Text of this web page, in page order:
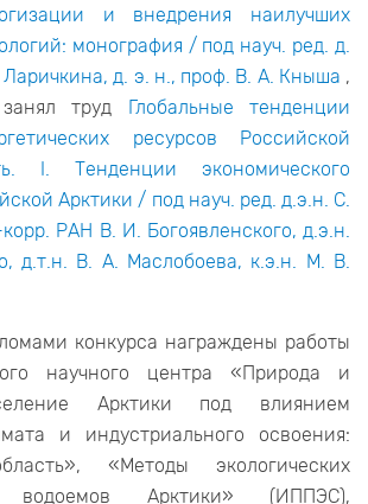
и внедрения наилучших
монография / под науч. ред. д.
д. э. н., проф. В. А. Кныша ,
труд
Глобальные тенденции
ресурсов Российской
I. Тенденции экономического
Арктики / под науч. ред. д.э.н. С.
РАН В. И. Богоявленского, д.э.н.
д.т.н. В. А. Маслобоева, к.э.н. М. В.
конкурса награждены работы
научного центра «Природа и
Арктики под влиянием
и индустриального освоения:
«Методы экологических
водоемов Арктики» (ИППЭС),